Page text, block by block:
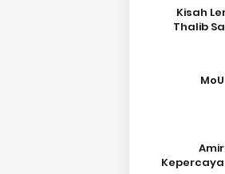
Kisah
Thalib